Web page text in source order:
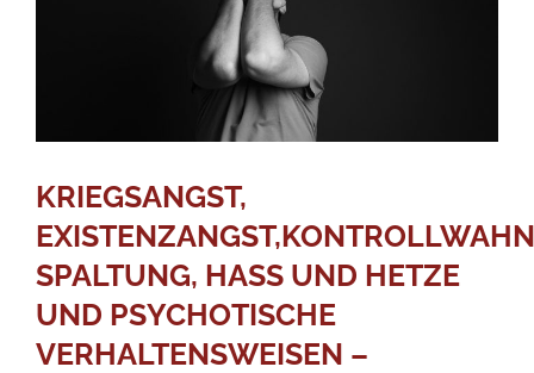
KRIEGSANGST,
SPALTUNG, HASS UND HETZE
UND PSYCHOTISCHE
VERHALTENSWEISEN –